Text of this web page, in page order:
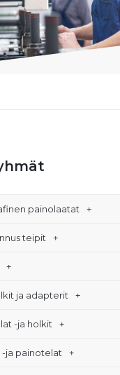
painolaatat
teipit
ja adapterit
-ja holkit
ja painotelat